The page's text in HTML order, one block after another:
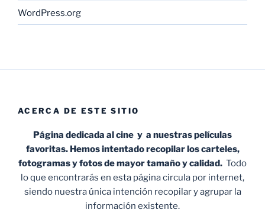
WordPress.org
ACERCA DE ESTE SITIO
Página dedicada al cine y a nuestras películas
favoritas. Hemos intentado recopilar los carteles,
fotogramas y fotos de mayor tamaño y calidad. Todo
lo que encontrarás en esta página circula por internet,
siendo nuestra única intención recopilar y agrupar la
información existente.